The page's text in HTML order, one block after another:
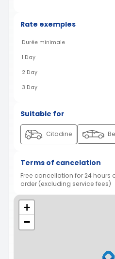
Rate exemples
Durée minimale
1 Day
2 Day
3 Day
Suitable for
Citadine
Terms of cancelation
Free cancellation for 24 hours
order (excluding service fees)
+
−